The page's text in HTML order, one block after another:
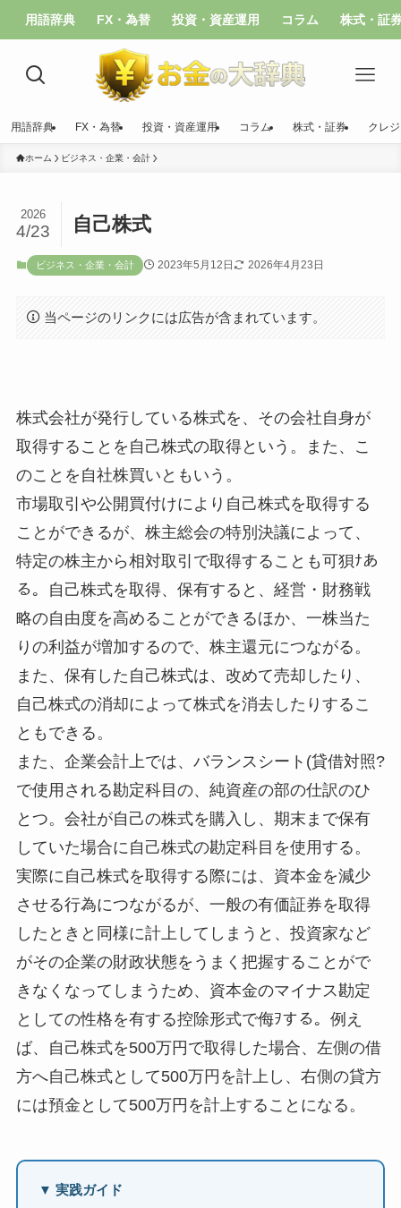
用語辞典 FX・為替 投資・資産運用 コラム 株式・証
用語辞典 FX・為替 投資・資産運用 コラム 株式・証券 クレ
ホーム ビジネス・企業・会計
自己株式
2026
4/23
ビジネス・企業・会計 2023年5月12日 2026年4月23日
当ページのリンクには広告が含まれています。
株式会社が発行している株式を、その会社自身が
取得することを自己株式の取得という。また、こ
のことを自社株買いともいう。
市場取引や公開買付けにより自己株式を取得する
ことができるが、株主総会の特別決議によって、
特定の株主から相対取引で取得することも可狽ﾅあ
る。自己株式を取得、保有すると、経営・財務戦
略の自由度を高めることができるほか、一株当た
りの利益が増加するので、株主還元につながる。
また、保有した自己株式は、改めて売却したり、
自己株式の消却によって株式を消去したりするこ
ともできる。
また、企業会計上では、バランスシート(貸借対照?
で使用される勘定科目の、純資産の部の仕訳のひ
とつ。会社が自己の株式を購入し、期末まで保有
していた場合に自己株式の勘定科目を使用する。
実際に自己株式を取得する際には、資本金を減少
させる行為につながるが、一般の有価証券を取得
したときと同様に計上してしまうと、投資家など
がその企業の財政状態をうまく把握することがで
きなくなってしまうため、資本金のマイナス勘定
としての性格を有する控除形式で侮ｦする。例え
ば、自己株式を500万円で取得した場合、左側の借
方へ自己株式として500万円を計上し、右側の貸方
には預金として500万円を計上することになる。
▼ 実践ガイド